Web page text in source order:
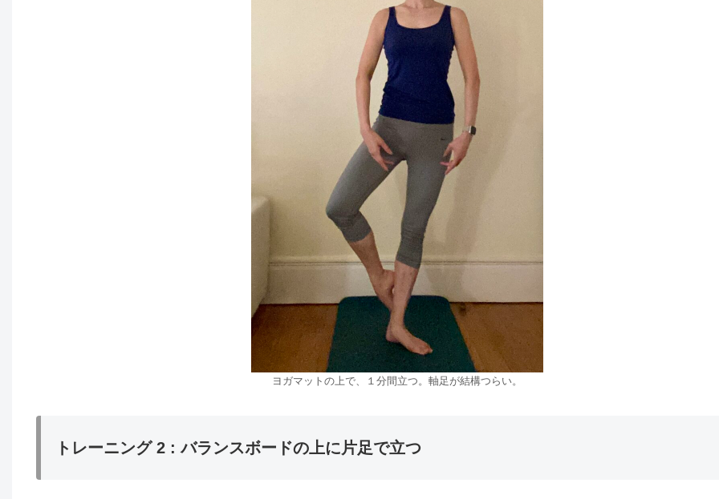
ヨガマットの上で、１分間立つ。軸足が結構つらい。
トレーニング 2 : バランスボードの上に片足で立つ